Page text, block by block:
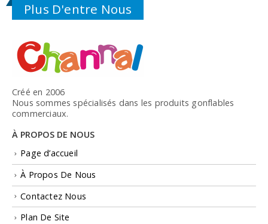
Plus D'entre Nous
Créé en 2006
Nous sommes spécialisés dans les produits gonflables
commerciaux.
À PROPOS DE NOUS
Page d’accueil
À Propos De Nous
Contactez Nous
Plan De Site